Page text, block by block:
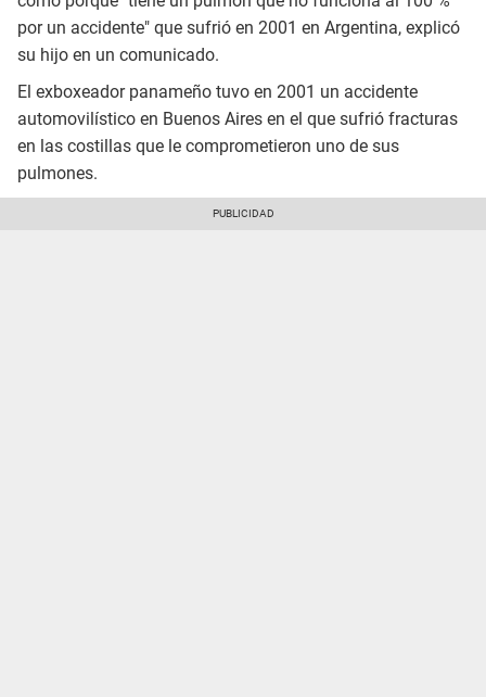
por un accidente" que sufrió en 2001 en Argentina, explicó
su hijo en un comunicado.
El exboxeador panameño tuvo en 2001 un accidente
automovilístico en Buenos Aires en el que sufrió fracturas
en las costillas que le comprometieron uno de sus
pulmones.